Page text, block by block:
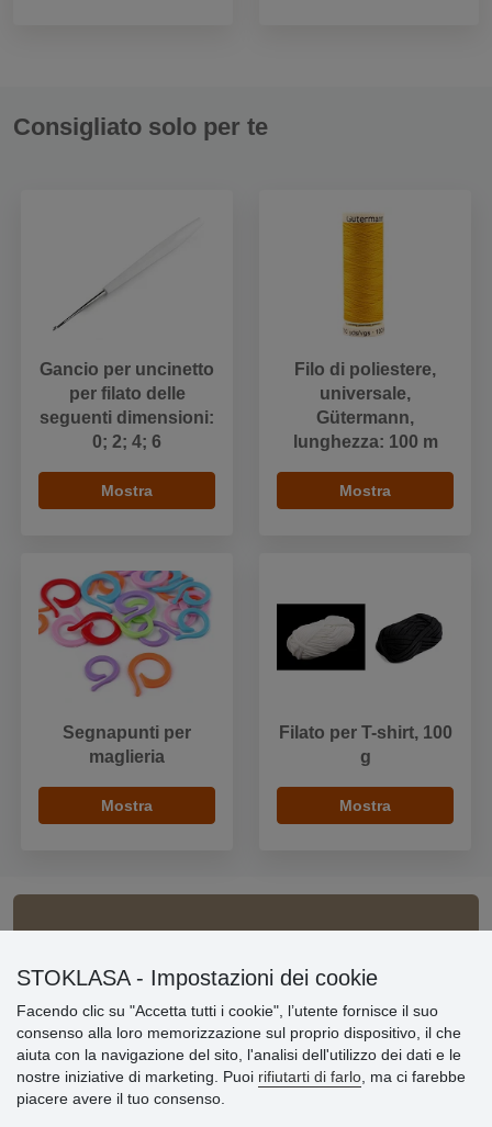
Consigliato solo per te
Gancio per uncinetto
per filato delle
seguenti dimensioni:
0; 2; 4; 6
Mostra
Filo di poliestere,
universale,
Gütermann,
lunghezza: 100 m
Mostra
Segnapunti per
maglieria
Mostra
Filato per T-shirt, 100
g
Mostra
» Impostazioni dei cookie
» Termini & Condizioni
» Informativa sulla Privacy
» Consegna e pagamento
» Garanzia e resi
» Programma fedeltà
STOKLASA - Impostazioni dei cookie
Facendo clic su "Accetta tutti i cookie", l’utente fornisce il suo
consenso alla loro memorizzazione sul proprio dispositivo, il che
aiuta con la navigazione del sito, l'analisi dell'utilizzo dei dati e le
nostre iniziative di marketing. Puoi rifiutarti di farlo , ma ci farebbe
piacere avere il tuo consenso.